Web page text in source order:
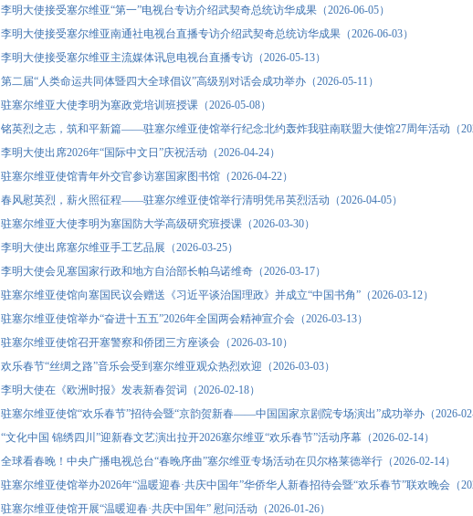
李明大使接受塞尔维亚“第一”电视台专访介绍武契奇总统访华成果（2026-06-05）
李明大使接受塞尔维亚南通社电视台直播专访介绍武契奇总统访华成果（2026-06-03）
李明大使接受塞尔维亚主流媒体讯息电视台直播专访（2026-05-13）
第二届“人类命运共同体暨四大全球倡议”高级别对话会成功举办（2026-05-11）
驻塞尔维亚大使李明为塞政党培训班授课（2026-05-08）
铭英烈之志，筑和平新篇——驻塞尔维亚使馆举行纪念北约轰炸我驻南联盟大使馆27周年活动（
李明大使出席2026年“国际中文日”庆祝活动（2026-04-24）
驻塞尔维亚使馆青年外交官参访塞国家图书馆（2026-04-22）
春风慰英烈，薪火照征程——驻塞尔维亚使馆举行清明凭吊英烈活动（2026-04-05）
驻塞尔维亚大使李明为塞国防大学高级研究班授课（2026-03-30）
李明大使出席塞尔维亚手工艺品展（2026-03-25）
李明大使会见塞国家行政和地方自治部长帕乌诺维奇（2026-03-17）
驻塞尔维亚使馆向塞国民议会赠送《习近平谈治国理政》并成立“中国书角”（2026-03-12）
驻塞尔维亚使馆举办“奋进十五五”2026年全国两会精神宣介会（2026-03-13）
驻塞尔维亚使馆召开塞警察和侨团三方座谈会（2026-03-10）
欢乐春节“丝绸之路”音乐会受到塞尔维亚观众热烈欢迎（2026-03-03）
李明大使在《欧洲时报》发表新春贺词（2026-02-18）
驻塞尔维亚使馆“欢乐春节”招待会暨“京韵贺新春——中国国家京剧院专场演出”成功举办（2026-02-
“文化中国 锦绣四川”迎新春文艺演出拉开2026塞尔维亚“欢乐春节”活动序幕（2026-02-14）
全球看春晚！中央广播电视总台“春晚序曲”塞尔维亚专场活动在贝尔格莱德举行（2026-02-14）
驻塞尔维亚使馆举办2026年“温暖迎春·共庆中国年”华侨华人新春招待会暨“欢乐春节”联欢晚会（
驻塞尔维亚使馆开展“温暖迎春·共庆中国年” 慰问活动（2026-01-26）